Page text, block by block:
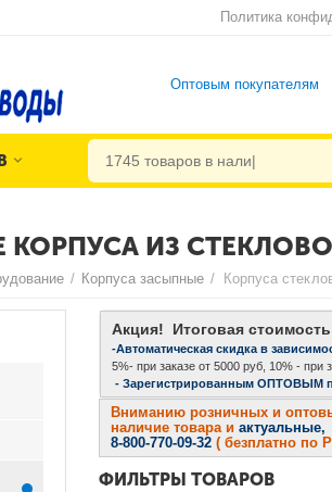
Политика
Оптовым покупателям
ИЗ
/ Корпуса засыпные / Корпуса
Акция! Итоговая
-Автоматическая скидка в
5%- при заказе от 5000 руб, 10% - при
- Зарегистрированным ОПТОВЫМ
Вниманию розничных и
наличие товара и
8-800-770-09-32 ( безплатно по
ФИЛЬТРЫ ТОВАРОВ